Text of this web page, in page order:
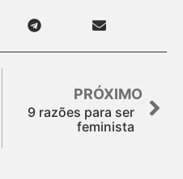
PRÓXIMO
9 razões para ser
feminista